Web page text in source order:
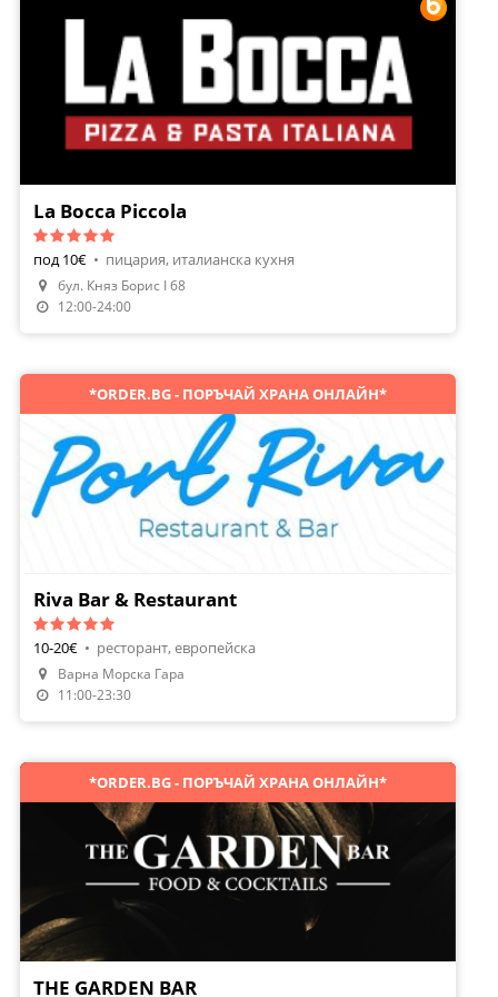
Направи Резервация
La Bocca Piccola
под 10€ • пицария, италианска кухня
бул. Княз Борис I 68
12:00-24:00
Направи Резервация
Поръчай Храна
*ORDER.BG - ПОРЪЧАЙ ХРАНА ОНЛАЙН*
Riva Bar & Restaurant
10-20€ • ресторант, европейска
Варна Морска Гара
11:00-23:30
*ORDER.BG - ПОРЪЧАЙ ХРАНА ОНЛАЙН*
THE GARDEN BAR